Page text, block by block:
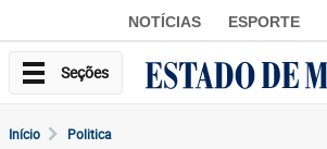
NOTÍCIAS ESPORTE
Seções
Início Politica